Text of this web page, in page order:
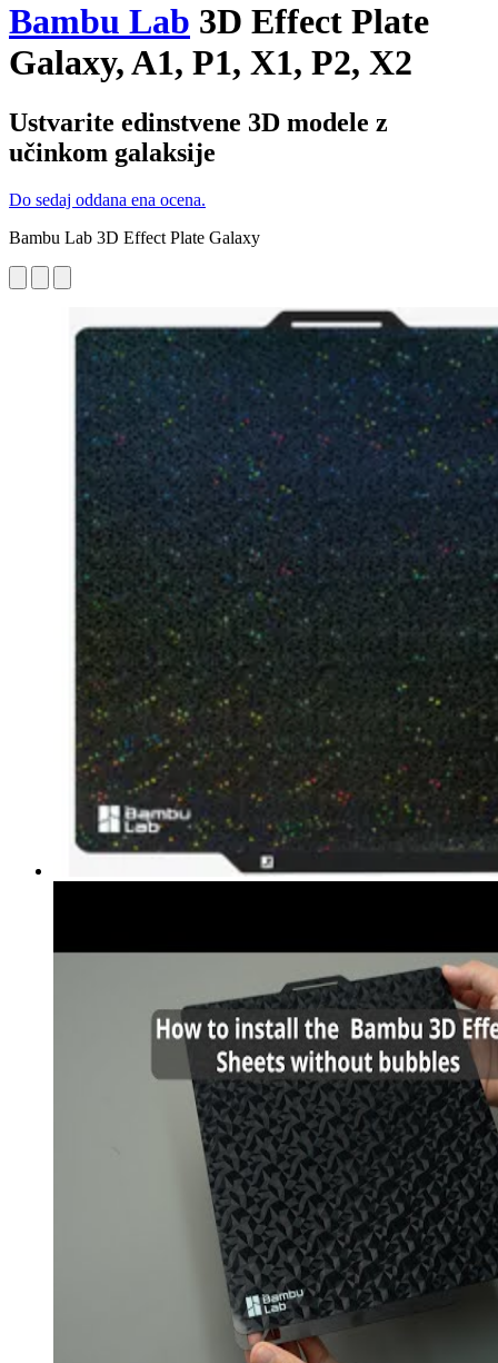
Bambu Lab 3D Effect Plate
Galaxy, A1, P1, X1, P2, X2
Ustvarite edinstvene 3D modele z
učinkom galaksije
Do sedaj oddana ena ocena.
Bambu Lab 3D Effect Plate Galaxy